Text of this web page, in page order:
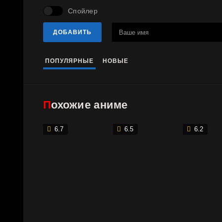
Спойлер
ДОБАВИТЬ
ПОПУЛЯРНЫЕ НОВЫЕ
Похожие аниме
6.7 6.5 6.2